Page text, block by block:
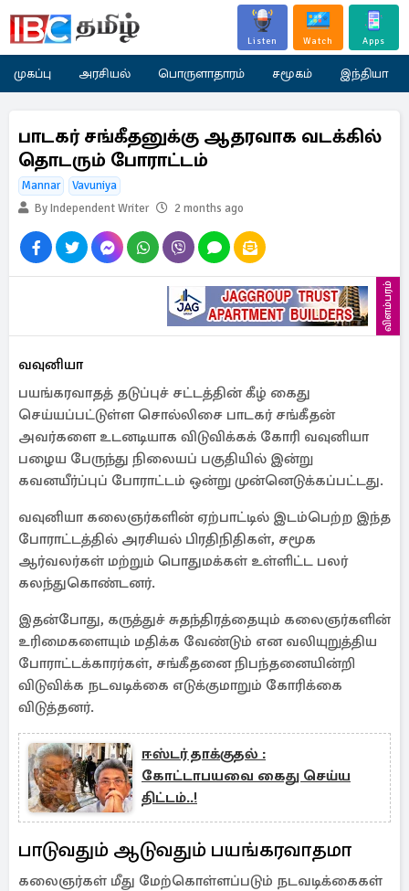
Listen Watch Apps
முகப்பு அரசியல் பொருளாதாரம் சமூகம் இந்தியா
பாடகர் சங்கீதனுக்கு ஆதரவாக வடக்கில்
தொடரும் போராட்டம்
Mannar
Vavuniya
By Independent Writer
2 months ago
விளம்பரம்
வவுனியா
பயங்கரவாதத் தடுப்புச் சட்டத்தின் கீழ் கைது
செய்யப்பட்டுள்ள சொல்லிசை பாடகர் சங்கீதன்
அவர்களை உடனடியாக விடுவிக்கக் கோரி வவுனியா
பழைய பேருந்து நிலையப் பகுதியில் இன்று
கவனயீர்ப்புப் போராட்டம் ஒன்று முன்னெடுக்கப்பட்டது.
வவுனியா கலைஞர்களின் ஏற்பாட்டில் இடம்பெற்ற இந்த
போராட்டத்தில் அரசியல் பிரதிநிதிகள், சமூக
ஆர்வலர்கள் மற்றும் பொதுமக்கள் உள்ளிட்ட பலர்
கலந்துகொண்டனர்.
இதன்போது, கருத்துச் சுதந்திரத்தையும் கலைஞர்களின்
உரிமைகளையும் மதிக்க வேண்டும் என வலியுறுத்திய
போராட்டக்காரர்கள், சங்கீதனை நிபந்தனையின்றி
விடுவிக்க நடவடிக்கை எடுக்குமாறும் கோரிக்கை
விடுத்தனர்.
ஈஸ்டர் தாக்குதல் :
கோட்டாபயவை கைது செய்ய
திட்டம்..!
பாடுவதும் ஆடுவதும் பயங்கரவாதமா
கலைஞர்கள் மீது மேற்கொள்ளப்படும் நடவடிக்கைகள்